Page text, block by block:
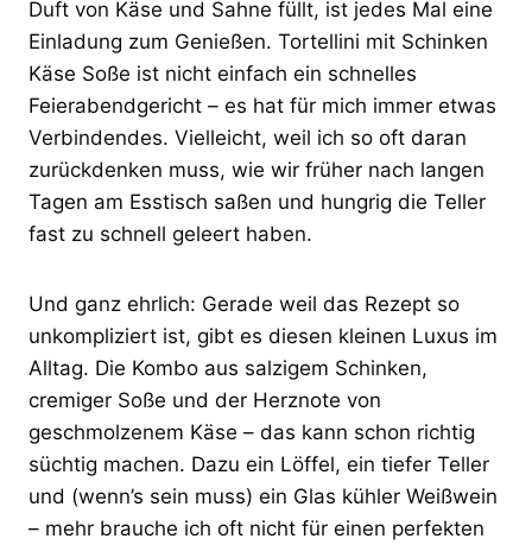
Duft von Käse und Sahne füllt, ist jedes Mal eine
Einladung zum Genießen. Tortellini mit Schinken
Käse Soße ist nicht einfach ein schnelles
Feierabendgericht – es hat für mich immer etwas
Verbindendes. Vielleicht, weil ich so oft daran
zurückdenken muss, wie wir früher nach langen
Tagen am Esstisch saßen und hungrig die Teller
fast zu schnell geleert haben.
Und ganz ehrlich: Gerade weil das Rezept so
unkompliziert ist, gibt es diesen kleinen Luxus im
Alltag. Die Kombo aus salzigem Schinken,
cremiger Soße und der Herznote von
geschmolzenem Käse – das kann schon richtig
süchtig machen. Dazu ein Löffel, ein tiefer Teller
und (wenn’s sein muss) ein Glas kühler Weißwein
– mehr brauche ich oft nicht für einen perfekten